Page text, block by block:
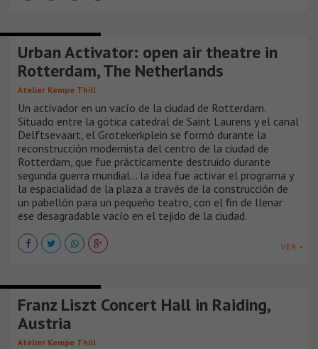
Urban Activator: open air theatre in
Rotterdam, The Netherlands
Atelier Kempe Thill
Un activador en un vacío de la ciudad de Rotterdam.
Situado entre la gótica catedral de Saint Laurens y el canal
Delftsevaart, el Grotekerkplein se formó durante la
reconstrucción modernista del centro de la ciudad de
Rotterdam, que fue prácticamente destruido durante
segunda guerra mundial... la idea fue activar el programa y
la espacialidad de la plaza a través de la construcción de
un pabellón para un pequeño teatro, con el fin de llenar
ese desagradable vacío en el tejido de la ciudad.
VER +
Franz Liszt Concert Hall in Raiding,
Austria
Atelier Kempe Thill